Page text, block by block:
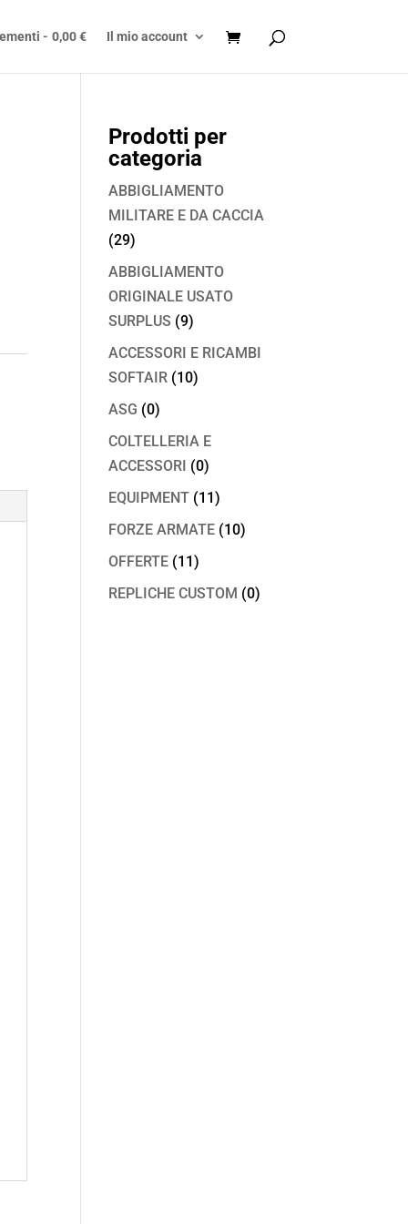
0,00 € Il mio account
Prodotti per
categoria
ABBIGLIAMENTO
MILITARE E DA CACCIA
(29)
ABBIGLIAMENTO
ORIGINALE USATO
SURPLUS (9)
ACCESSORI E RICAMBI
SOFTAIR (10)
ASG (0)
COLTELLERIA E
ACCESSORI (0)
EQUIPMENT (11)
FORZE ARMATE (10)
OFFERTE (11)
REPLICHE CUSTOM (0)